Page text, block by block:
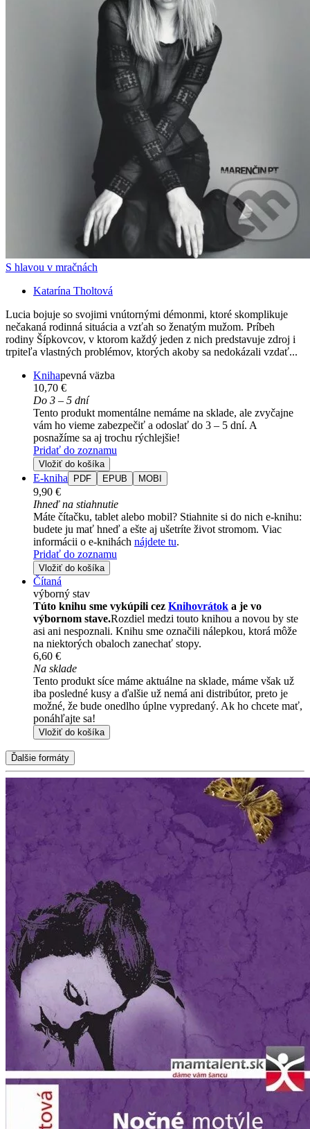
S hlavou v mračnách
Katarína Tholtová
Lucia bojuje so svojimi vnútornými démonmi, ktoré skomplikuje
nečakaná rodinná situácia a vzťah so ženatým mužom. Príbeh
rodiny Šípkovcov, v ktorom každý jeden z nich predstavuje zdroj i
trpiteľa vlastných problémov, ktorých akoby sa nedokázali vzdať...
Knihapevná väzba
10,70 €
Do 3 – 5 dní
Tento produkt momentálne nemáme na sklade, ale zvyčajne
vám ho vieme zabezpečiť a odoslať do 3 – 5 dní. A
posnažíme sa aj trochu rýchlejšie!
Pridať do zoznamu
Vložiť do košíka
E-kniha PDF EPUB MOBI
9,90 €
Ihneď na stiahnutie
Máte čítačku, tablet alebo mobil? Stiahnite si do nich e-knihu:
budete ju mať hneď a ešte aj ušetríte život stromom. Viac
informácii o e-knihách nájdete tu.
Pridať do zoznamu
Vložiť do košíka
Čítaná
výborný stav
Túto knihu sme vykúpili cez Knihovrátok a je vo
výbornom stave.Rozdiel medzi touto knihou a novou by ste
asi ani nespoznali. Knihu sme označili nálepkou, ktorá môže
na niektorých obaloch zanechať stopy.
6,60 €
Na sklade
Tento produkt síce máme aktuálne na sklade, máme však už
iba posledné kusy a ďalšie už nemá ani distribútor, preto je
možné, že bude onedlho úplne vypredaný. Ak ho chcete mať,
ponáhľajte sa!
Vložiť do košíka
Ďalšie formáty